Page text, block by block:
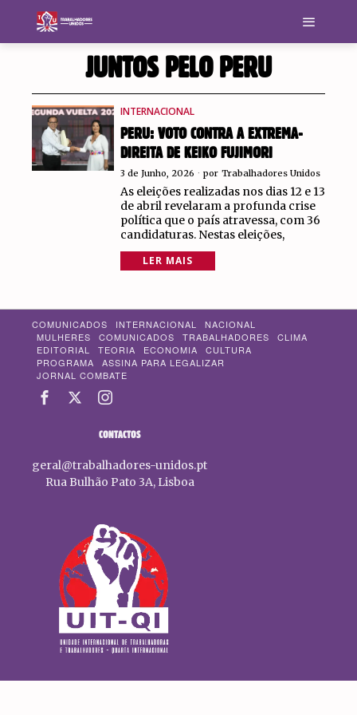
JUNTOS PELO PERU
INTERNACIONAL
PERU: VOTO CONTRA A EXTREMA-
DIREITA DE KEIKO FUJIMORI
3 de Junho, 2026 por Trabalhadores Unidos
As eleições realizadas nos dias 12 e 13
de abril revelaram a profunda crise
política que o país atravessa, com 36
candidaturas. Nestas eleições,
LER MAIS
COMUNICADOS INTERNACIONAL
NACIONAL
MULHERES
COMUNICADOS TRABALHADORES
CLIMA
EDITORIAL
TEORIA ECONOMIA
CULTURA
PROGRAMA
ASSINA PARA LEGALIZAR
JORNAL COMBATE
CONTACTOS
geral@trabalhadores-unidos.pt
Rua Bulhão Pato 3A, Lisboa